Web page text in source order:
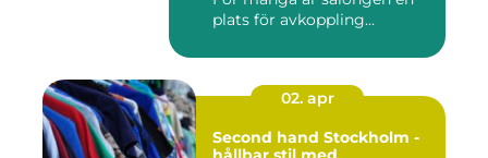
plats för avkoppling...
02. apr
Second hand Stockholm -